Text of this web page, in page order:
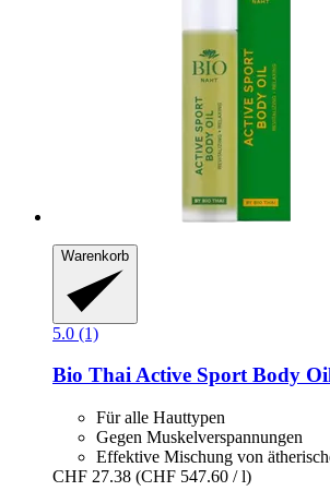
Warenkorb
5.0 (1)
Bio ThaiActive Sport Body
Für alle Hauttypen
Gegen Muskelverspannungen
Effektive Mischung von
CHF 27.38 (CHF 547.60 / l)